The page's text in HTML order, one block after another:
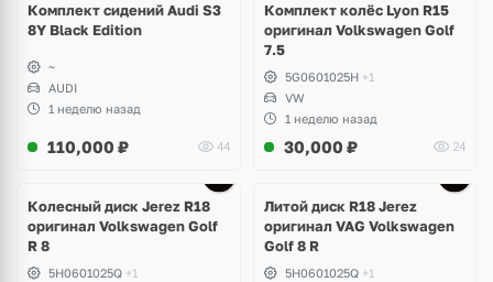
Комплект сидений Audi S3
8Y Black Edition
~
AUDI
1 неделю назад
110,000 ₽ 44
Комплект колёс Lyon R15
оригинал Volkswagen Golf
7.5
5G0601025H +1
VW
1 неделю назад
30,000 ₽ 24
Колесный диск Jerez R18
оригинал Volkswagen Golf
R 8
5H0601025Q +1
Литой диск R18 Jerez
оригинал VAG Volkswagen
Golf 8 R
5H0601025Q +1